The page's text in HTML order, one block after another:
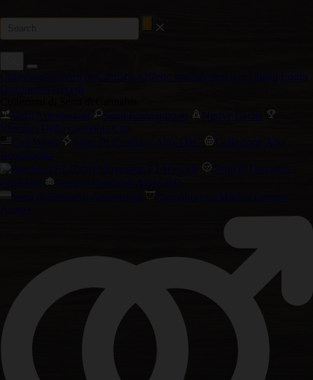
Collezioni di Semi di Cannabis Offerte speciali Servizio Clienti Login
Distributori Accedi
Semi Autofiorenti
Semi Femminizzati
Nuove Uscite
Vincitori Della Cannabis Cup
Cali Weed
Semi Di Cannabis Alto THC
Collezione Alto
Rendimento
Precision F1 Hybrids
Semi di Cannabis
Chill Out
Semi di Cannabis Alto CBD
Semi di Cannabis Amsterdam
Cannabis con Miglior Gusto e
Aroma